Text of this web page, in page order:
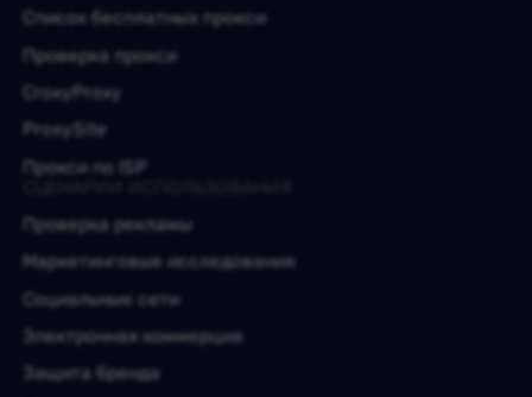
Список бесплатных прокси
Проверка прокси
CroxyProxy
ProxySite
Прокси по ISP
Проверка рекламы
Маркетинговые исследования
Социальные сети
Электронная коммерция
Защита бренда